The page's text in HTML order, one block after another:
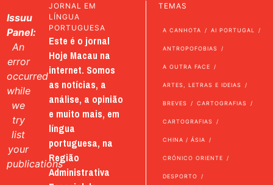
Issuu
Panel:
An
error
occurred
while
we
try
list
your
publications
JORNAL EM
LÍNGUA
PORTUGUESA
Este é o jornal
Hoje Macau na
internet. Somos
as notícias, a
análise, a opinião
e muito mais, em
língua
portuguesa, na
Região
Administrativa
TEMAS
A CANHOTA AI PORTUGAL
ANTROPOFOBIAS
A OUTRA FACE
ARTES, LETRAS E IDEIAS
BREVES CARTOGRAFIAS
CARTOGRAFIAS
CHINA / ÁSIA
CRÓNICO ORIENTE
DESPORTO